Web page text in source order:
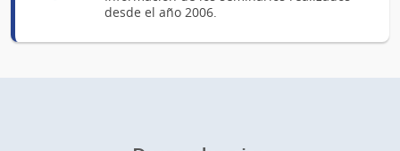
desde el año 2006.